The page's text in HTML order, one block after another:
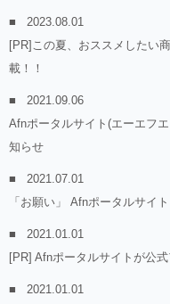
2023.08.01
[PR]この夏、おススメしたい
載！！
2021.09.06
Afnポータルサイト(エーエフ
知らせ
2021.07.01
「お願い」 Afnポータルサイ
2021.01.01
[PR] Afnポータルサイトが公
2021.01.01